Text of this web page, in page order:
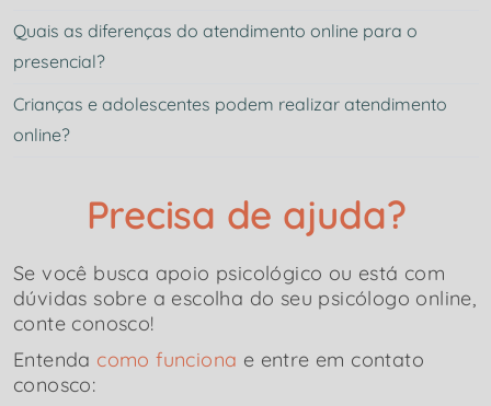
Quais as diferenças do atendimento online para o
presencial?
Crianças e adolescentes podem realizar atendimento
online?
Precisa de ajuda?
Se você busca apoio psicológico ou está com
dúvidas sobre a escolha do seu psicólogo online,
conte conosco!
Entenda como funciona e entre em contato
conosco: